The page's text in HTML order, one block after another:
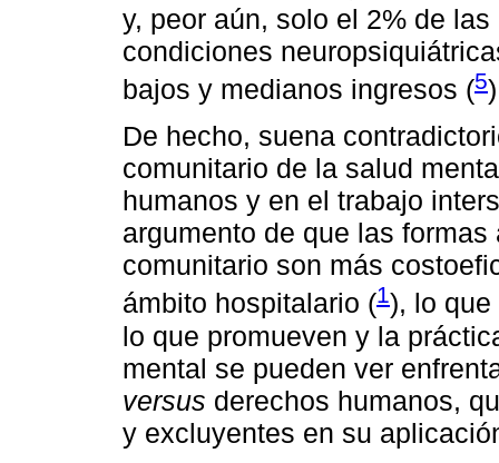
y, peor aún, solo el 2% de
condiciones
bajos y medianos ingresos (5
De hecho, suena
comunitario de la salud
humanos y en el trabajo
argumento de que las
comunitario son más
ámbito hospitalario (1), lo
lo que promueven y la
mental se pueden ver
versus derechos humanos,
y excluyentes en su